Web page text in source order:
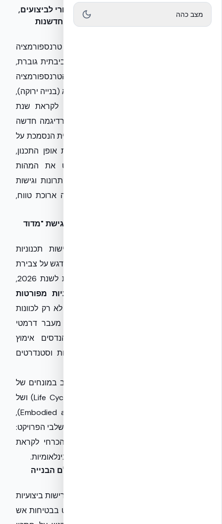
ת"י 5281 המעודכן 2026: רוחב פס רגולטורי לביצועים,
לא רק לכוונה – אתגרים ופתרונות בראי החדשנות
ענף הבנייה הישראלי עובר בשנים האחרונות טרנספורמציה
משמעותית, המונעת משילוב של מודעות סביבתית גוברת,
לחץ רגולטורי והצורך ביעילות כלכלית. בלב הטרנספורמציה
– בנייה בת קיימא (בנייה ירוקה),
אשר צפוי לעבור עדכון מהותי ופונקציונלי לקראת שנת
2026. העדכון אינו רק שינוי קוסמטי, אלא פרדיגמה חדשה
שתעמיק את הדרישות, תעבור מגישה איכותית הנסמכת על
כוונות לגישה כמותית ביצועית שתשנה את אופן התכנון,
הביצוע והבקרה בענף. מאמר זה יפרט את המהות
האסטרטגית של השינויים הצפויים, ויציג פתרונות וגישות
חדשניות להתמודדות עם האתגרים בראייה ארוכת טווח,
מהות השינוי: מגישת "עשה ואל תעשה" לגישת "מדוד
עד כה, ת"י 5281 התמקד בעיקר בדרישות תכנוניות
ובתהליכי עבודה המכוונים לבנייה ירוקה, עם דגש על צבירת
נקודות במגוון קטגוריות. הגרסה המתגבשת לשנת 2026,
דרישות ביצועיות מפורטות
. המשמעות היא שהרגולטור יצפה לא רק לכוונות
טובות, אלא לתוצאות מוכחות בשטח. זהו מעבר דרמטי
שידרוש מקבלנים, יזמים, אדריכלים ומהנדסים אימוץ
טכנולוגיות מתקדמות, שיטות בנייה חדשניות וסטנדרטים
השינוי יחייב את כלל השחקנים בענף לחשוב במונחים של
מחזור חיי המבנה (Life Cycle Assessment - LCA) ושל
פליטות פחמן (Embodied and Operational Carbon),
תוך התייחסות למדדים ספציפיים לאורך כל שלבי הפרויקט:
תכנון, ביצוע, תפעול ותחזוקה. זהו מהלך הכרחי לקראת
עמידה ביעדי האקלים הלאומיים ומחויבויות בינלאומיות.
תקני אש וחוזק מבני: עוגני הבטיחות בעולם הבנייה
אחד התחומים המרכזיים שבהם המעבר לדרישות ביצועיות
יבוא לידי ביטוי הוא בהיבטי הבטיחות, ובפרט בבטיחות אש
מצב כהה